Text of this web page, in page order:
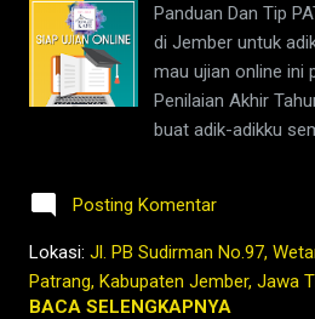
Panduan Dan Tip
di Jember untuk
mau ujian online ini
Penilaian Akhir
buat adik-adikku
Kalau mau ujian dan
KAFE bisa juga kok
infokan jadwalmu
0895 3231 41168,
Posting Komentar
Lokasi: Jl. PB Sudirman No.97,
Patrang, Kabupaten Jember, Jawa
BACA SELENGKAPNYA